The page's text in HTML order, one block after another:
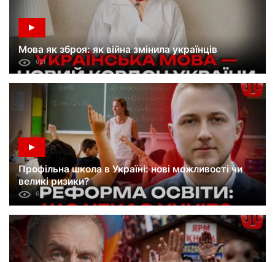
Мова як зброя: як війна змінила українців
631
Профільна школа в Україні: нові можливості чи
великі ризики?
630